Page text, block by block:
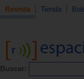
Revista Tienda
Buscar: